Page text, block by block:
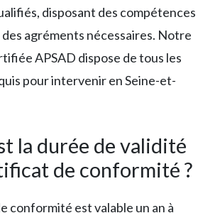
disposant des compétences
agréments nécessaires. Notre
APSAD dispose de tous les
pour intervenir en Seine-et-
la durée de validité
de conformité ?
conformité est valable un an à